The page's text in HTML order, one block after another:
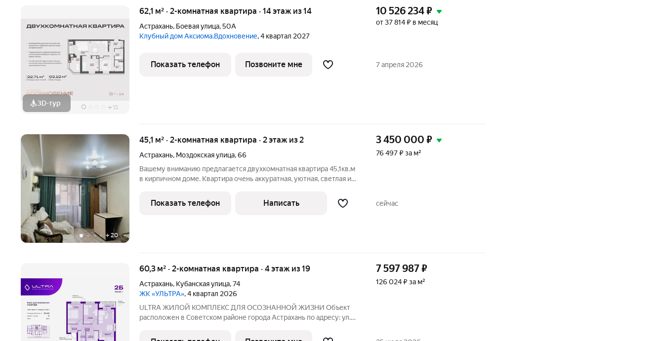
3D-тур + 11
62,1 м² · 2-комнатная квартира · 14 этаж из 14
Астрахань, Боевая улица,50А
Клубный дом Аксиома.Вдохновение, 4 квартал 2027
10 526 234₽
от 37 814 ₽ в месяц
Показать телефон Позвоните мне 7 апреля 2026
+ 20
45,1 м² · 2-комнатная квартира · 2 этаж из 2
Астрахань, Моздокская улица,66
Вашему вниманию предлагается двухкомнатная квартира 45,1кв.м
в кирпичном доме. Квартира очень аккуратная, уютная, светлая и
тепло, а летом не даст солнцу быстро нагревать стены, и в
квартире
3 450 000 ₽
76 497 ₽ за м²
Показать телефон Написать сейчас
60,3 м² · 2-комнатная квартира · 4 этаж из 19
Астрахань, Кубанская улица,74
ЖК «УЛЬТРА», 4 квартал 2026
ULTRA ЖИЛОЙ КОМПЛЕКС ДЛЯ ОСОЗНАННОЙ ЖИЗНИ Объект
расположен в Советском районе города Астрахань по адресу: ул.
эксплуатацию первой очереди: IV кв. 2026 года. Но уже сейчас вы
7 597 987₽
126 024 ₽ за м²